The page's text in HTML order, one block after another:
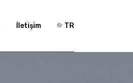
İletişim TR